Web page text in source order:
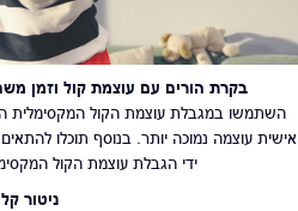
בקרת הורים עם עוצמת קול וזמן
אישית עוצמה נמוכה יותר. בנוסף תוכלו
ידי הגבלת עוצמת הקול
ניטור קל